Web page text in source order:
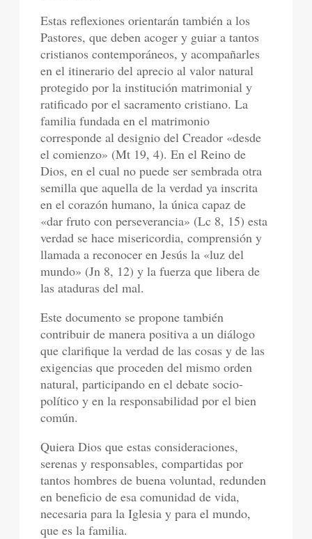
Estas reflexiones orientarán también a los
Pastores, que deben acoger y guiar a tantos
cristianos contemporáneos, y acompañarles
en el itinerario del aprecio al valor natural
protegido por la institución matrimonial y
ratificado por el sacramento cristiano. La
familia fundada en el matrimonio
corresponde al designio del Creador «desde
el comienzo» (Mt 19, 4). En el Reino de
Dios, en el cual no puede ser sembrada otra
semilla que aquella de la verdad ya inscrita
en el corazón humano, la única capaz de
«dar fruto con perseverancia» (Lc 8, 15) esta
verdad se hace misericordia, comprensión y
llamada a reconocer en Jesús la «luz del
mundo» (Jn 8, 12) y la fuerza que libera de
las ataduras del mal.
Este documento se propone también
contribuir de manera positiva a un diálogo
que clarifique la verdad de las cosas y de las
exigencias que proceden del mismo orden
natural, participando en el debate socio-
político y en la responsabilidad por el bien
común.
Quiera Dios que estas consideraciones,
serenas y responsables, compartidas por
tantos hombres de buena voluntad, redunden
en beneficio de esa comunidad de vida,
necesaria para la Iglesia y para el mundo,
que es la familia.